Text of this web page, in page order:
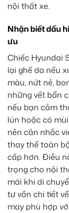
nội thất xe.
Nhận biết dấu
ưu
Chiếc Hyundai
lại ghế da nếu
màu, nứt nẻ,
những vết bẩn
nếu bạn cảm
lún hoặc có
nên cân nhắc
thay thế toàn
cấp hơn. Điều
trọng cho nội
mái khi di
tư vấn chi tiết
may phù hợp